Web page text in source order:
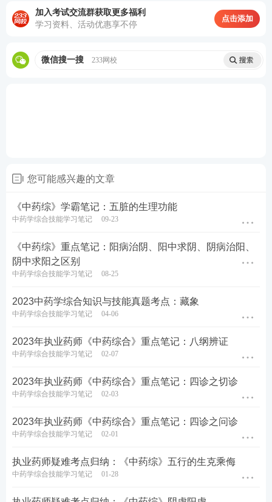
●23年整体难度属于中等偏上，知识点的选取覆盖整
较偏，存在陌生的一些词语描述。相似知识点考查较
与六到九章联合考查中成药的合理应用等，套路叠
加，灵活性大。即便如此，基础方面的知识点还是有9
0分左右，只要同学们备考的时候打好基础，分清主
考题分析
具有保持吸气深度生理功能的是
A.肺
C.心
D.脾
加入考试交流群获取更多福利
学习资料、活动优惠享不停
点击添加
微信搜一搜 233网校
您可能感兴趣的文章
《中药综》学霸笔记：五脏的生理功能
中药学综合技能学习笔记 09-23
《中药综》重点笔记：阳病治阴、阳中求阴、阴病治阳、
阴中求阳之区别
中药学综合技能学习笔记 08-25
2023中药学综合知识与技能真题考点：藏象
中药学综合技能学习笔记 04-06
2023年执业药师《中药综合》重点笔记：八纲辨证
中药学综合技能学习笔记 02-07
2023年执业药师《中药综合》重点笔记：四诊之切诊
中药学综合技能学习笔记 02-03
2023年执业药师《中药综合》重点笔记：四诊之问诊
中药学综合技能学习笔记 02-01
执业药师疑难考点归纳：《中药综》五行的生克乘侮
中药学综合技能学习笔记 01-28